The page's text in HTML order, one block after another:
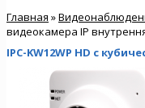
Главная »
видеокамера IP
IPC-KW12WP HD с